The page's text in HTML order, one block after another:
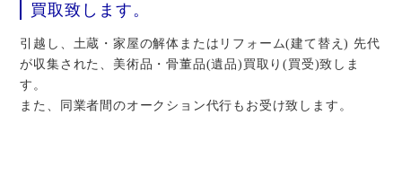
買取致します。
引越し、土蔵・家屋の解体またはリフォーム(建て替え) 先代
が収集された、美術品・骨董品(遺品)買取り(買受)致しま
す。
また、同業者間のオークション代行もお受け致します。